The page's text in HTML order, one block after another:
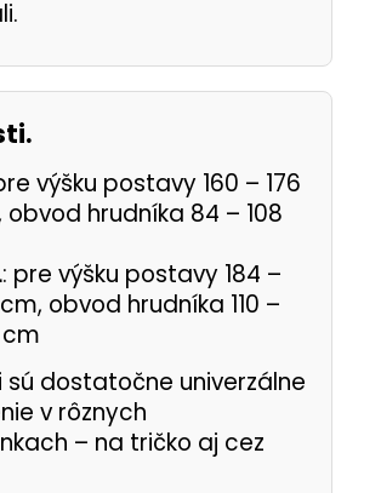
výšku postavy 160 – 176
obvod hrudníka 84 – 108
: pre výšku postavy 184 –
cm, obvod hrudníka 110 –
cm
sú dostatočne univerzálne
v rôznych
– na tričko aj cez